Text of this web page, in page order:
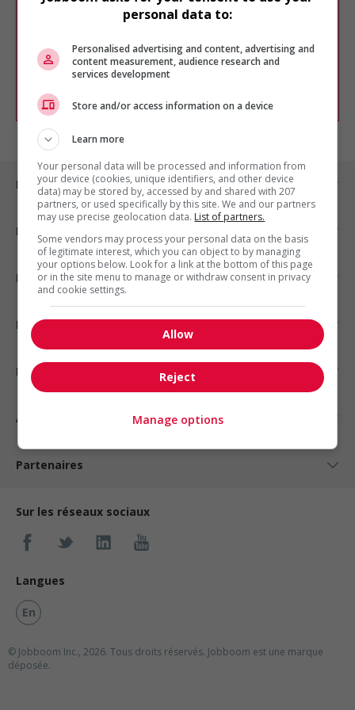
Veuillez faire une nouvelle recherche.
outils pour raffiner votre recherche, ou
chercher un poste selon votre profil
d'intérêt en emploi en vous
Emplois par ville
Emplois par secteur
Emplois par statut
Emplois par type
Nos suggestions
À propos
Partenaires
Sur les réseaux sociaux
Langues
En
© Jobboom Inc., 2026. Tous droits réservés. Jobboom est une marque
déposée.
personal data to:
Personalised advertising and content, advertising and
content measurement, audience research and
services development
Store and/or access information on a device
Learn more
Your personal data will be processed and information from
your device (cookies, unique identifiers, and other device
data) may be stored by, accessed by and shared with 207
partners, or used specifically by this site. We and our partners
may use precise geolocation data. List of partners.
Some vendors may process your personal data on the basis
of legitimate interest, which you can object to by managing
your options below. Look for a link at the bottom of this page
or in the site menu to manage or withdraw consent in privacy
and cookie settings.
Allow
Reject
Manage options